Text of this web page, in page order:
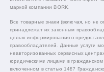
маркой компании BORK.
Все товарные знаки (включая, но не
принадлежат их законным
целью информирования о
правообладателей. Данные услуги
неавторизованных сервисных
юридическими лицами в
включенном в статью 1487